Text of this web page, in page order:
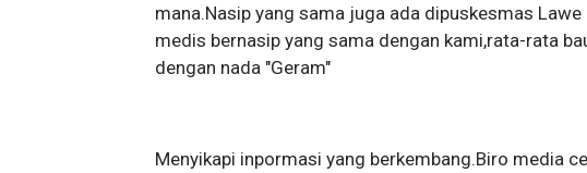
mana.Nasip yang sama juga ada dipuskesmas
medis bernasip yang sama dengan kami,rata-rata
dengan nada "Geram"
Menyikapi inpormasi yang berkembang.Biro media